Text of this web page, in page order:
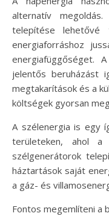
alternatív
telepítése
energiaforráshoz
energiafüggőséget.
jelentős beruházást
megtakarítások és a
költségek gyorsan
A szélenergia is egy
területeken, ahol a
szélgenerátorok
háztartások saját
a gáz- és
Fontos megemlíteni a